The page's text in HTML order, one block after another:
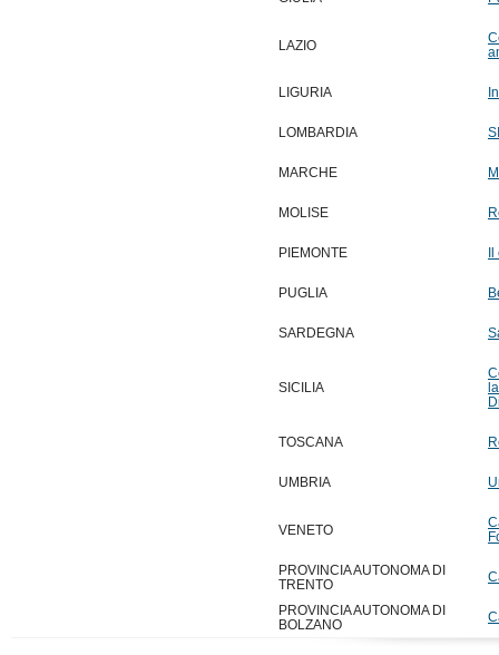
LAZIO
LIGURIA
LOMBARDIA
MARCHE
MOLISE
PIEMONTE
PUGLIA
SARDEGNA
SICILIA
TOSCANA
UMBRIA
VENETO
PROVINCIA AUTONOMA DI
TRENTO
PROVINCIA AUTONOMA DI
BOLZANO